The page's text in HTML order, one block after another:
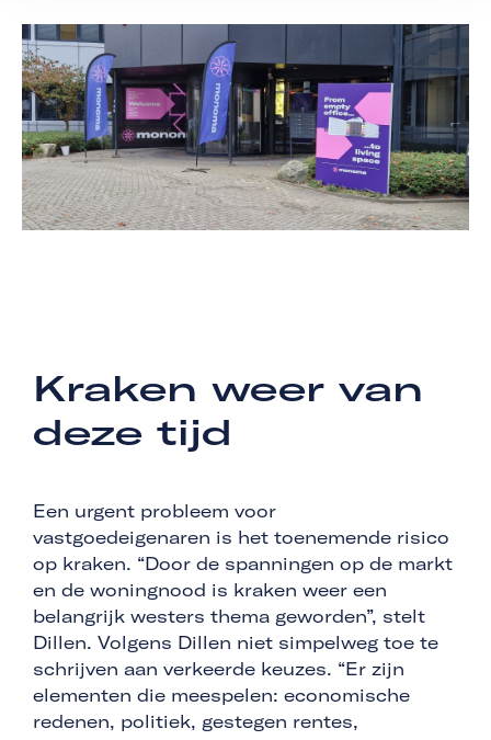
Kraken weer van
deze tijd
Een urgent probleem voor
vastgoedeigenaren is het toenemende risico
op kraken. “Door de spanningen op de markt
en de woningnood is kraken weer een
belangrijk westers thema geworden”, stelt
Dillen. Volgens Dillen niet simpelweg toe te
schrijven aan verkeerde keuzes. “Er zijn
elementen die meespelen: economische
redenen, politiek, gestegen rentes,